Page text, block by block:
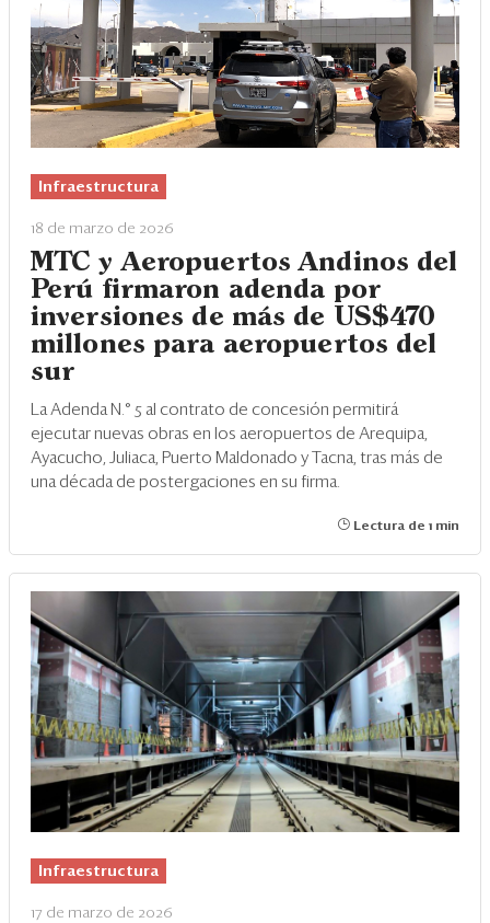
Infraestructura
18 de marzo de 2026
MTC y Aeropuertos Andinos del
Perú firmaron adenda por
inversiones de más de US$470
millones para aeropuertos del
sur
La Adenda N.° 5 al contrato de concesión permitirá
ejecutar nuevas obras en los aeropuertos de Arequipa,
Ayacucho, Juliaca, Puerto Maldonado y Tacna, tras más de
una década de postergaciones en su firma.
Lectura de 1 min
Infraestructura
17 de marzo de 2026